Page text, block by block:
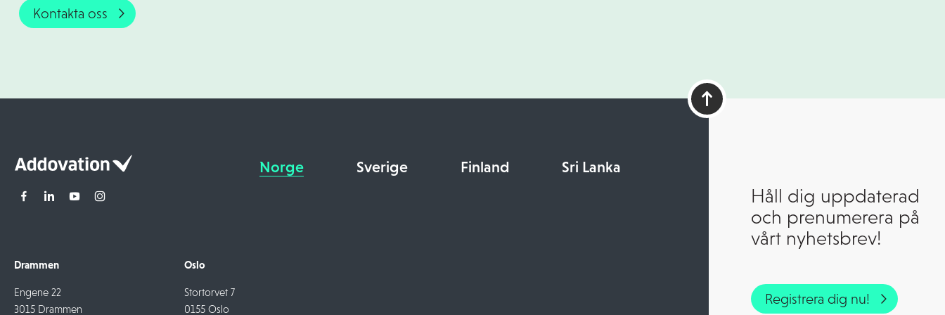
Kontakta oss
Norge Sverige Finland Sri Lanka
Drammen
Engene 22
3015 Drammen
Oslo
Stortorvet 7
0155 Oslo
Håll dig uppdaterad
och prenumerera på
vårt nyhetsbrev!
Registrera dig nu!